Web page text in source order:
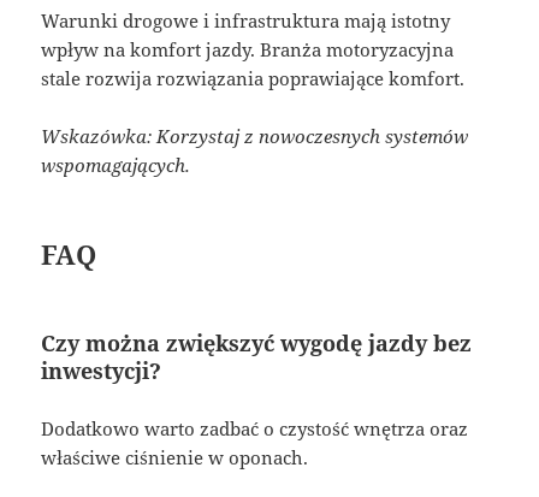
Warunki drogowe i infrastruktura mają istotny
wpływ na komfort jazdy. Branża motoryzacyjna
stale rozwija rozwiązania poprawiające komfort.
Wskazówka: Korzystaj z nowoczesnych systemów
wspomagających.
FAQ
Czy można zwiększyć wygodę jazdy bez
inwestycji?
Dodatkowo warto zadbać o czystość wnętrza oraz
właściwe ciśnienie w oponach.